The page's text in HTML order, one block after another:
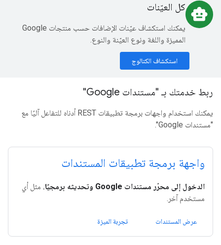
smart_toy كل العيّنات
يمكنك استكشاف عيّنات الإضافات حسب منتجات Google
المميزة واللغة ونوع العيّنة والنوع.
استكشاف الكتالوج
ربط خدمتك بـ "مستندات Google"
يمكنك استخدام واجهات برمجة تطبيقات REST أدناه للتفاعل آليًا مع
"مستندات Google".
واجهة برمجة تطبيقات المستندات
الدخول إلى محرّر مستندات Google وتحديثه برمجيًا
، مثل أي
مستخدم آخر.
عرض المستندات تجربة الميزة